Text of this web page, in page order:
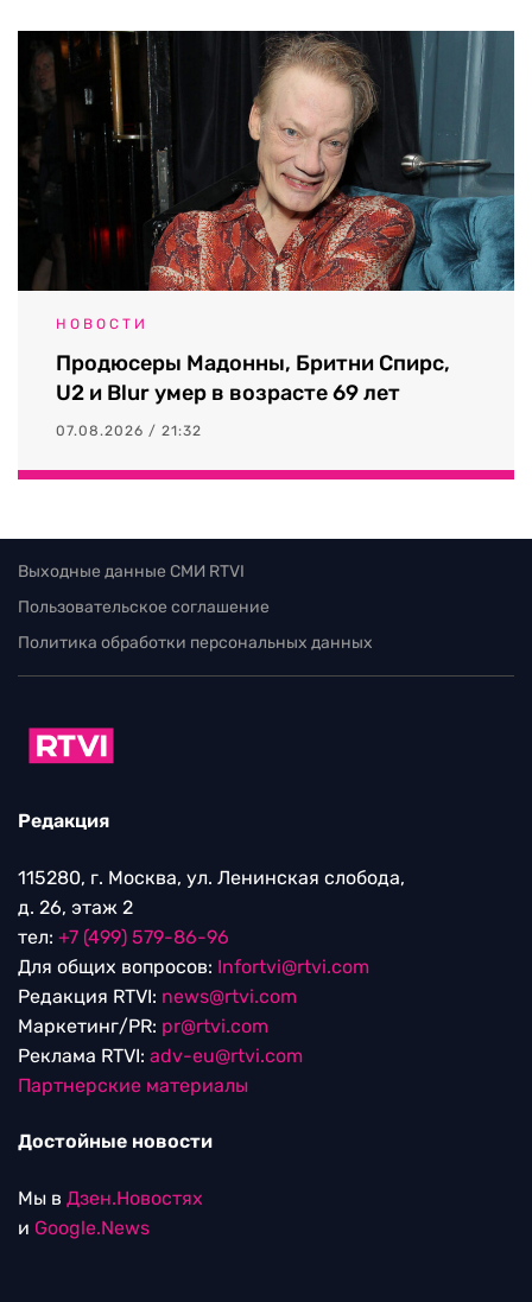
НОВОСТИ
Продюсеры Мадонны, Бритни Спирс,
U2 и Blur умер в возрасте 69 лет
07.08.2026 / 21:32
Выходные данные СМИ RTVI
Пользовательское соглашение
Политика обработки персональных данных
Редакция
115280, г. Москва, ул. Ленинская слобода,
д. 26, этаж 2
тел: +7 (499) 579-86-96
Для общих вопросов: Infortvi@rtvi.com
Редакция RTVI: news@rtvi.com
Маркетинг/PR: pr@rtvi.com
Реклама RTVI: adv-eu@rtvi.com
Партнерские материалы
Достойные новости
Мы в Дзен.Новостях
и Google.News